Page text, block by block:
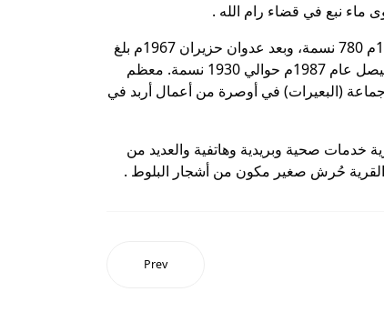
ماء نبع في قضاء رام الله .
بلغ عدد سكان القرية عام 1922م حوالي 517 نسمة، وفي عام 1945م 780 نسمة، وبعد عدوان حزيران 1967م بلغ
عدد سكانها حسب الإحصاء الصهيوني 1371 نسمة، ارتفع هذا العدد ليصل عام 1987م حوالي 1930 نسمة. معظم
(البعيرات) في أوصرة من أعمال أربد في
خدمات صحية وبريدية وهاتفية والعديد من
القرية حُرش صغير مكون من أشجار البلوط .
Prev